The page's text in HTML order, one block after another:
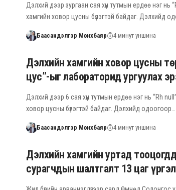
Дэлхий дээр зургаан сая хүн тутмын ердөө нэг нь
хамгийн ховор цусны бүлэгтэй байдаг. Дэлхийд
Баасандэлгэр Мөнхбаяр 4 минут уншина
Дэлхийн хамгийн ховор цусны
цус”-ыг лабораторид ургуулах
Дэлхий дээр 6 сая хүн тутмын ердөө нэг нь “Rh
ховор цусны бүлэгтэй байдаг. Дэлхийд одоогоор…
Баасандэлгэр Мөнхбаяр 4 минут уншина
Дэлхийн хамгийн уртад
сурагчдын шалтгалт 13 цаг